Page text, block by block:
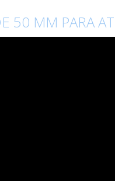
50 MM PARA